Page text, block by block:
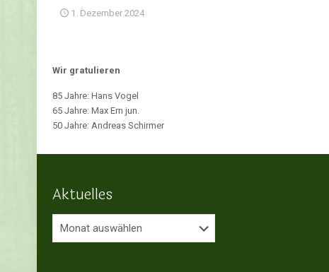
1. Dezember 2024
Wir gratulieren
85 Jahre: Hans Vogel
65 Jahre: Max Ern jun.
50 Jahre: Andreas Schirmer
Aktuelles